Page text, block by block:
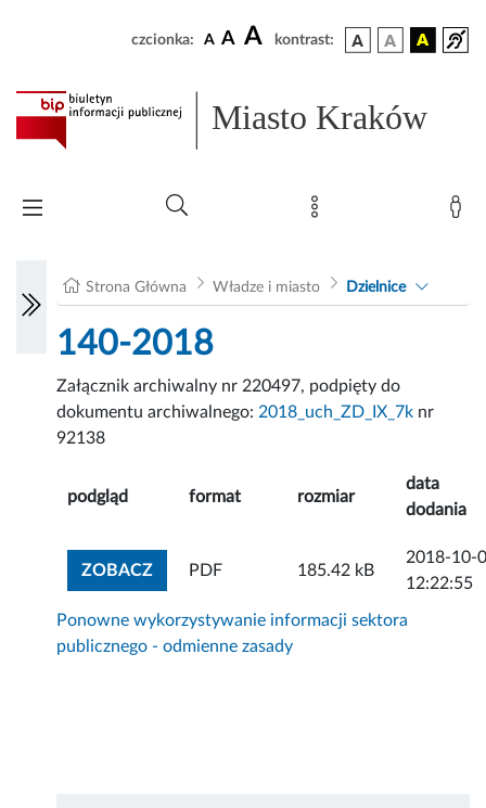
czcionka: A A A kontrast:
Miasto Kraków
Strona Główna Władze i miasto Dzielnice
140-2018
Załącznik archiwalny nr 220497, podpięty do
dokumentu archiwalnego: 2018_uch_ZD_IX_7k nr
92138
podgląd format rozmiar
data
dodania
ZOBACZZOBACZ ZAŁĄCZNIK
PDF 185.42 kB
2018-10-
12:22:55
Ponowne wykorzystywanie informacji sektora
publicznego - odmienne zasady